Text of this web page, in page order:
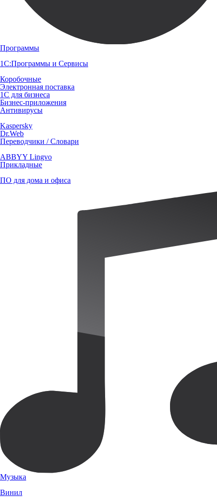
Программы
1С:Программы и Сервисы
Коробочные
Электронная поставка
1С для бизнеса
Бизнес-приложения
Антивирусы
Kaspersky
Dr.Web
Переводчики / Словари
ABBYY Lingvo
Прикладные
ПО для дома и офиса
Музыка
Винил